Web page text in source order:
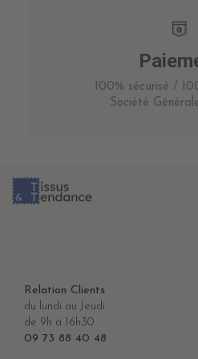
100% sécurisé /
Société
Relation Clients
du lundi au Jeudi
de 9h à 16h30
09 73 88 40 48